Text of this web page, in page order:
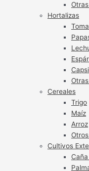
Hortalizas
Cereales
Trigo
Maíz
Arroz
Cultivos